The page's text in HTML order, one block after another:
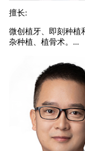
擅长:
微创植牙、即刻种植
杂种植、植骨术。...